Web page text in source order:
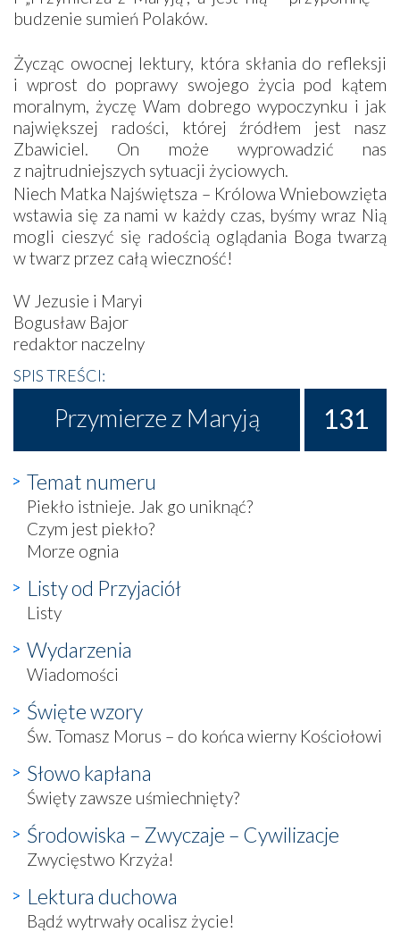
budzenie sumień Polaków.
Życząc owocnej lektury, która skłania do refleksji
i wprost do poprawy swojego życia pod kątem
moralnym, życzę Wam dobrego wypoczynku i jak
największej radości, której źródłem jest nasz
Zbawiciel. On może wyprowadzić nas
z najtrudniejszych sytuacji życiowych.
Niech Matka Najświętsza – Królowa Wniebowzięta
wstawia się za nami w każdy czas, byśmy wraz Nią
mogli cieszyć się radością oglądania Boga twarzą
w twarz przez całą wieczność!
W Jezusie i Maryi
Bogusław Bajor
redaktor naczelny
SPIS TREŚCI:
Przymierze z Maryją 131
Temat numeru
Piekło istnieje. Jak go uniknąć?
Czym jest piekło?
Morze ognia
Listy od Przyjaciół
Listy
Wydarzenia
Wiadomości
Święte wzory
Św. Tomasz Morus – do końca wierny Kościołowi
Słowo kapłana
Święty zawsze uśmiechnięty?
Środowiska – Zwyczaje – Cywilizacje
Zwycięstwo Krzyża!
Lektura duchowa
Bądź wytrwały ocalisz życie!